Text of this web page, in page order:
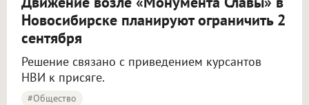
Новосибирске планируют ограничить 2
сентября
Решение связано с приведением курсантов
НВИ к присяге.
#Общество